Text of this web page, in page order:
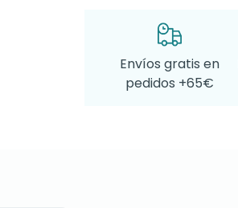
Envíos gratis en
pedidos +65€